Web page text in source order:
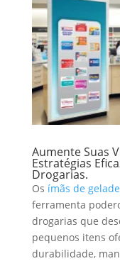
Aumente Suas
Estratégias
Drogarias.
Os ímãs de
ferramenta
drogarias que
pequenos itens
durabilidade,